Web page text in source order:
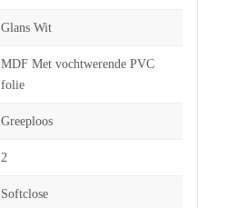
Glans Wit
MDF Met vochtwerende PVC
folie
Greeploos
2
Softclose